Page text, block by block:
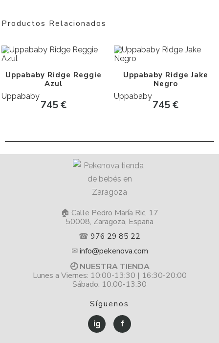
Productos Relacionados
Uppababy Ridge Reggie
Azul
Uppababy
745€
Uppababy Ridge Jake
Negro
Uppababy
745€
🏠 Calle Pedro María Ric, 17
50008, Zaragoza, España
☎ 976 29 85 22
✉info@pekenova.com
🕘 NUESTRA TIENDA
Lunes a Viernes: 10:00-13:30 | 16:30-20:00
Sábado: 10:00-13:30
Síguenos
ig f